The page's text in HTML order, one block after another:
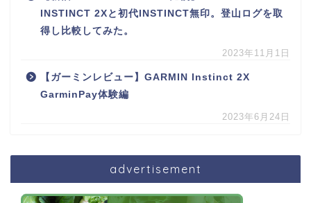
INSTINCT 2Xと初代INSTINCT無印。登山ログを取
得し比較してみた。
2023年11月1日
【ガーミンレビュー】GARMIN Instinct 2X
GarminPay体験編
2023年6月24日
advertisement